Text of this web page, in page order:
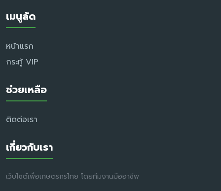
เมนูลัด
หน้าแรก
กระทู้ VIP
ช่วยเหลือ
ติดต่อเรา
เกี่ยวกับเรา
เว็บไซต์เพื่อเกษตรกรไทย โดยทีมงานมืออาชีพ